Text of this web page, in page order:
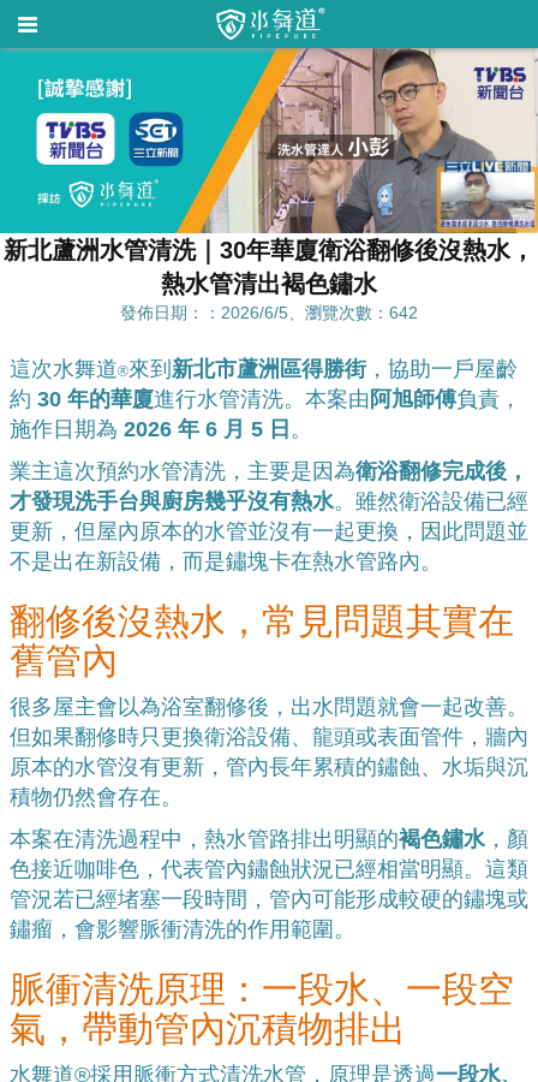
新北蘆洲水管清洗｜30年華廈衛浴翻修後沒熱水，
熱水管清出褐色鏽水
發佈日期：：2026/6/5、瀏覽次數：642
這次水舞道®來到 新北市蘆洲區得勝街，協助一戶屋齡
約 30 年的華廈進行水管清洗。本案由 阿旭師傅負責，
施作日期為 2026 年 6 月 5 日 。
業主這次預約水管清洗，主要是因為衛浴翻修完成後，
才發現洗手台與廚房幾乎沒有熱水。雖然衛浴設備已經
更新，但屋內原本的水管並沒有一起更換，因此問題並
不是出在新設備，而是鏽塊卡在熱水管路內。
翻修後沒熱水，常見問題其實在
舊管內
很多屋主會以為浴室翻修後，出水問題就會一起改善。
但如果翻修時只更換衛浴設備、龍頭或表面管件，牆內
原本的水管沒有更新，管內長年累積的鏽蝕、水垢與沉
積物仍然會存在。
本案在清洗過程中，熱水管路排出明顯的褐色鏽水 ，顏
色接近咖啡色，代表管內鏽蝕狀況已經相當明顯。這類
管況若已經堵塞一段時間，管內可能形成較硬的鏽塊或
鏽瘤，會影響脈衝清洗的作用範圍。
脈衝清洗原理：一段水、一段空
氣，帶動管內沉積物排出
水舞道®採用脈衝方式清洗水管，原理是透過一段水、